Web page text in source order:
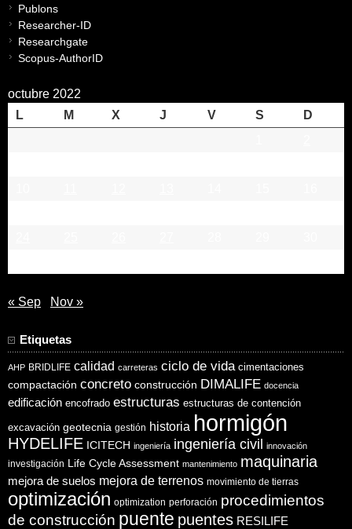
Publons
Researcher-ID
Researchgate
Scopus-AuthorID
octubre 2022
L
M X J V S
D
« Sep Nov »
Etiquetas
AHP BRIDLIFE calidad carreteras ciclo de vida cimentaciones
compactación concreto construcción DIMALIFE docencia
edificación encofrado estructuras estructuras de contención
excavación geotecnia gestión historia hormigón
HYDELIFE ICITECH ingeniería ingeniería civil innovación
investigación Life Cycle Assessment mantenimiento maquinaria
mejora de suelos mejora de terrenos movimiento de tierras
optimización optimization perforación procedimientos
de construcción puente puentes RESILIFE